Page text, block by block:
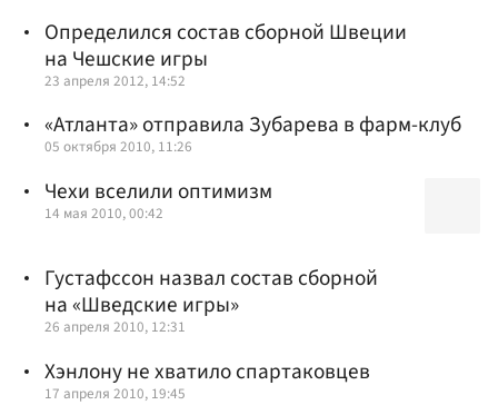
Определился состав сборной Швеции
на Чешские игры
23 апреля 2012, 14:52
«Атланта» отправила Зубарева в фарм-клуб
05 октября 2010, 11:26
Чехи вселили оптимизм
14 мая 2010, 00:42
Густафссон назвал состав сборной
на «Шведские игры»
26 апреля 2010, 12:31
Хэнлону не хватило спартаковцев
17 апреля 2010, 19:45